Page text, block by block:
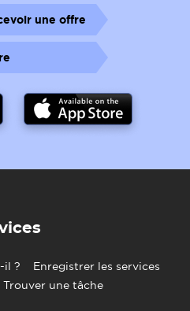
une offre
il ?
Enregistrer les services
Trouver une tâche